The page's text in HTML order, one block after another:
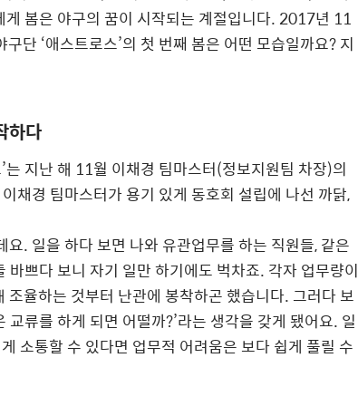
봄은 야구의 꿈이 시작되는 계절입니다. 2017년 11
단 ‘애스트로스’의 첫 번째 봄은 어떤 모습일까요? 지
하다
지난 해 11월 이채경 팀마스터(정보지원팀 차장)의
채경 팀마스터가 용기 있게 동호회 설립에 나선 까닭,
. 일을 하다 보면 나와 유관업무를 하는 직원들, 같은
쁘다 보니 자기 일만 하기에도 벅차죠. 각자 업무량이
율하는 것부터 난관에 봉착하곤 했습니다. 그러다 보
류를 하게 되면 어떨까?’라는 생각을 갖게 됐어요. 일
소통할 수 있다면 업무적 어려움은 보다 쉽게 풀릴 수